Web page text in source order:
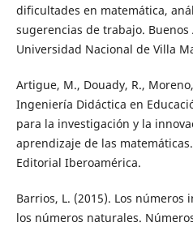
dificultades en matemática,
sugerencias de trabajo.
Universidad Nacional de Villa
Artigue, M., Douady, R.,
Ingeniería Didáctica en
para la investigación y la
aprendizaje de las
Editorial Iberoamérica.
Barrios, L. (2015). Los números
los números naturales.